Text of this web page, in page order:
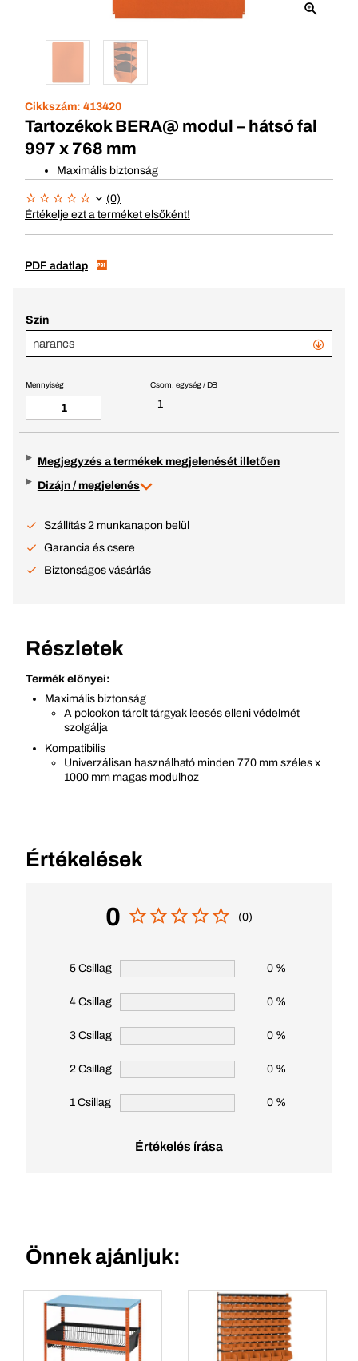
Cikkszám: 413420
Tartozékok BERA@ modul – hátsó fal
997 x 768 mm
Maximális biztonság
(0)
Értékelje ezt a terméket elsőként!
PDF adatlap
Szín
narancs
Csom. egység / DB
1
Mennyiség
Megjegyzés a termékek megjelenését illetően
Dizájn / megjelenés
Szállítás 2 munkanapon belül
Garancia és csere
Biztonságos vásárlás
Részletek
Termék előnyei:
Maximális biztonság
A polcokon tárolt tárgyak leesés elleni védelmét
szolgálja
Kompatibilis
Univerzálisan használható minden 770 mm széles x
1000 mm magas modulhoz
Értékelések
0 (0)
5 Csillag 0 %
4 Csillag 0 %
3 Csillag 0 %
2 Csillag 0 %
1 Csillag 0 %
Értékelés írása
Önnek ajánljuk: